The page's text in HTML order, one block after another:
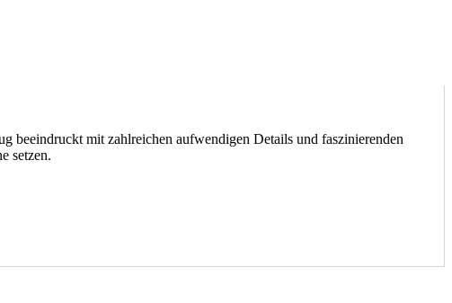
beeindruckt mit zahlreichen aufwendigen Details und faszinierenden
setzen.